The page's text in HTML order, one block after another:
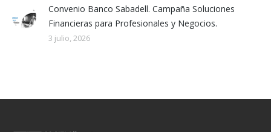
Convenio Banco Sabadell. Campaña Soluciones
Financieras para Profesionales y Negocios.
3 julio, 2026